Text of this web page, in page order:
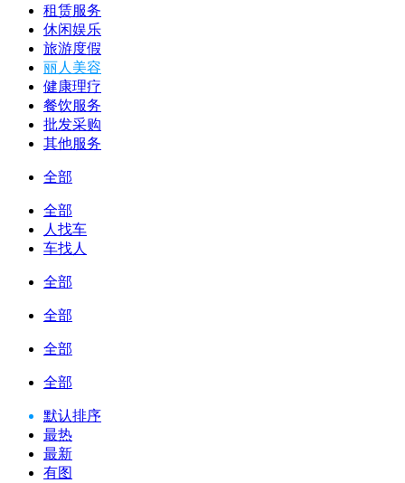
租赁服务
休闲娱乐
旅游度假
丽人美容
健康理疗
餐饮服务
批发采购
其他服务
全部
全部
人找车
车找人
全部
全部
全部
全部
默认排序
最热
最新
有图